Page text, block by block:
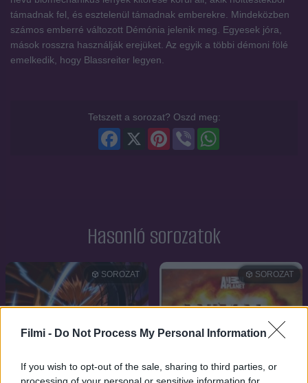
Filmi - Do Not Process My Personal Information
If you wish to opt-out of the sale, sharing to third parties, or
processing of your personal or sensitive information for
támadnak fel, és esztelenül támadnak emberekre. Mindeközben
számos emberré változott Démónia jelenik meg. Egyesek jóra,
mások rosszra használják erejüket. Az egyik a többi démoni fölé
emelkedik, hogy Blassreiter legyen.
Tetszett a sorozat? Oszd meg:
Viber
Pinterest
Facebook
Hasonló sorozatok
SOROZAT SOROZAT